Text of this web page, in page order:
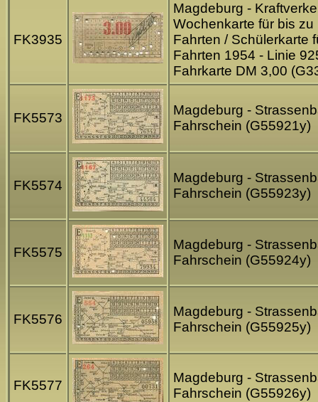
FK3935
Magdeburg -
Wochenkarte für bis zu
Fahrten / Schülerkarte
Fahrten 1954 - Linie
Fahrkarte DM 3,00
FK5573
Magdeburg -
Fahrschein (G55921y)
FK5574
Magdeburg -
Fahrschein (G55923y)
FK5575
Magdeburg -
Fahrschein (G55924y)
FK5576
Magdeburg -
Fahrschein (G55925y)
FK5577
Magdeburg -
Fahrschein (G55926y)